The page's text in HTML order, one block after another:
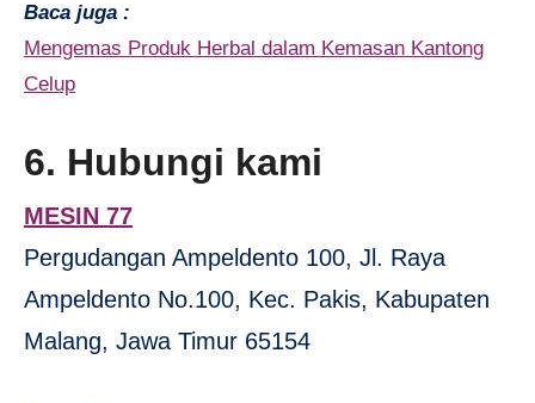
Baca juga :
Mengemas Produk Herbal dalam Kemasan Kantong
Celup
6. Hubungi kami
MESIN 77
Pergudangan Ampeldento 100, Jl. Raya
Ampeldento No.100, Kec. Pakis, Kabupaten
Malang, Jawa Timur 65154